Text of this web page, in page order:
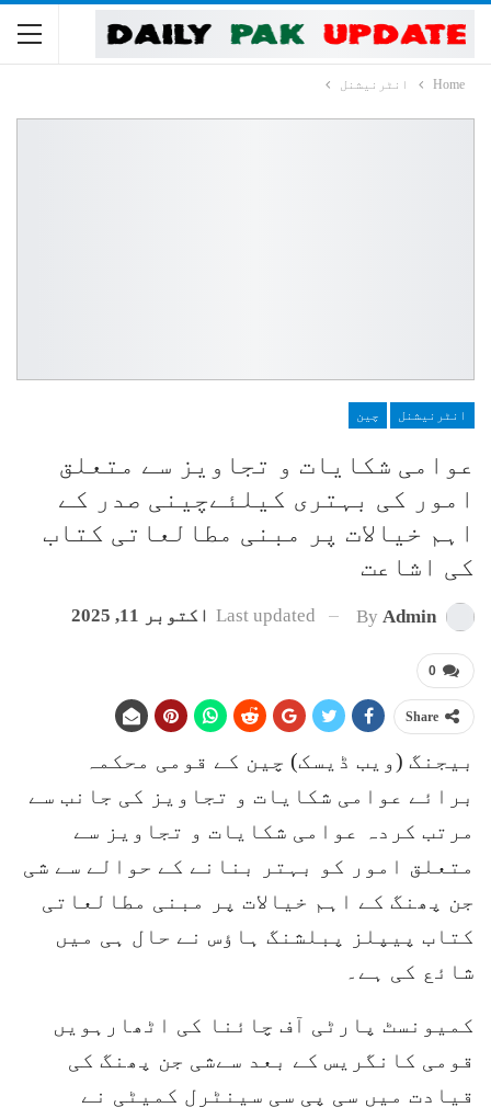
Home انٹرنیشنل
انٹرنیشنل چین
عوامی شکایات و تجاویز سے متعلق
امور کی بہتری کیلئےچینی صدر کے
اہم خیالات پر مبنی مطالعاتی کتاب
کی اشاعت
By Admin
Last updated اکتوبر 11, 2025
0
Share
بیجنگ (ویب ڈیسک) چین کے قومی محکمہ
برائے عوامی شکایات و تجاویز کی جانب سے
مرتب کردہ عوامی شکایات و تجاویز سے
متعلق امور کو بہتر بنانے کے حوالے سے شی
جن پھنگ کے اہم خیالات پر مبنی مطالعاتی
کتاب پیپلز پبلشنگ ہاؤس نے حال ہی میں
شائع کی ہے۔
کمیونسٹ پارٹی آف چائنا کی اٹھارہویں
قومی کانگریس کے بعد سےشی جن پھنگ کی
قیادت میں سی پی سی سینٹرل کمیٹی نے